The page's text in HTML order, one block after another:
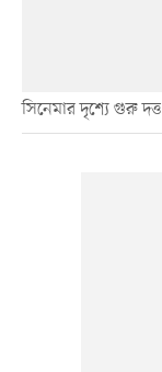
সিনেমার দৃশ্যে গুরু